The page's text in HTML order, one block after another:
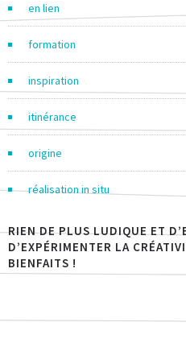
en lien
formation
inspiration
itinérance
origine
réalisation in situ
RIEN DE PLUS LUDIQUE ET
D’EXPÉRIMENTER LA
BIENFAITS !